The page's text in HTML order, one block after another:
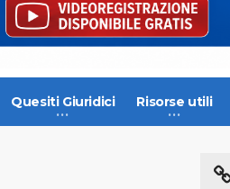
Quesiti Giuridici Risorse utili